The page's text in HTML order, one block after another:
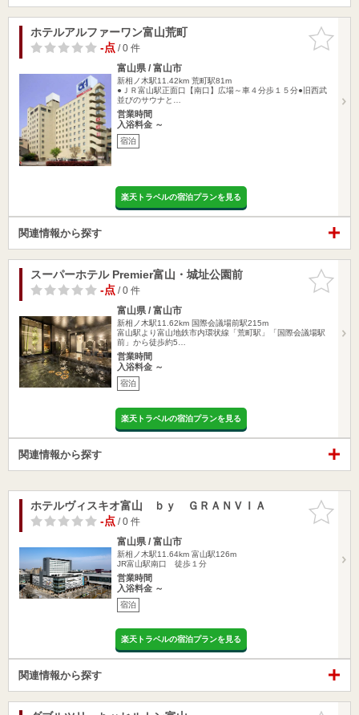
お気に入
りに追加
ホテルアルファーワン富山荒町
-点/ 0 件
富山県 / 富山市
新相ノ木駅11.42km 荒町駅81m
●ＪＲ富山駅正面口【南口】広場～車４分歩１５分●旧西武
並びのサウナと…
営業時間
入浴料金 ～
宿泊
楽天トラベルの宿泊プランを見る
関連情報から探す
お気に入
りに追加
スーパーホテル Premier富山・城址公園前
-点/ 0 件
富山県 / 富山市
新相ノ木駅11.62km 国際会議場前駅215m
富山駅より富山地鉄市内環状線「荒町駅」「国際会議場駅
前」から徒歩約5…
営業時間
入浴料金 ～
宿泊
楽天トラベルの宿泊プランを見る
関連情報から探す
お気に入
りに追加
ホテルヴィスキオ富山 ｂｙ ＧＲＡＮＶＩＡ
-点/ 0 件
富山県 / 富山市
新相ノ木駅11.64km 富山駅126m
JR富山駅南口 徒歩１分
営業時間
入浴料金 ～
宿泊
楽天トラベルの宿泊プランを見る
関連情報から探す